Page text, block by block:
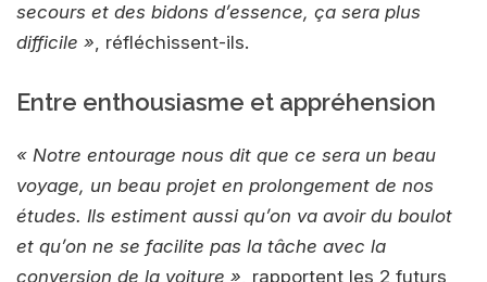
secours et des bidons d’essence, ça sera plus
difficile », réfléchissent-ils.
Entre enthousiasme et appréhension
« Notre entourage nous dit que ce sera un beau
voyage, un beau projet en prolongement de nos
études. Ils estiment aussi qu’on va avoir du boulot
et qu’on ne se facilite pas la tâche avec la
conversion de la voiture », rapportent les 2 futurs